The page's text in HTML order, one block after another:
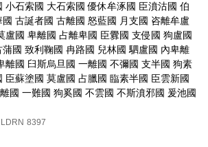
小石索國 大石索國 優休牟涿國 臣濆沽國 伯
古誕者國 古離國 怒藍國 月支國 咨離牟盧
盧國 卑離國 占離卑國 臣釁國 支侵國 狗盧國
國 致利鞠國 冉路國 兒林國 駟盧國 內卑離
離國 臼斯烏旦國 一離國 不彌國 支半國 狗素
臣蘇塗國 莫盧國 占臘國 臨素半國 臣雲新國
國 一難國 狗奚國 不雲國 不斯濆邪國 爰池國
8397